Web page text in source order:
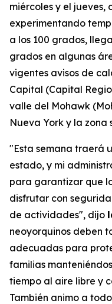
miércoles y el
experimentando
a los 100 grados,
grados en algunas
vigentes avisos de
Capital (Capital
valle del Mohawk
Nueva York y la zona
"Esta semana traerá
estado, y mi
para garantizar que
disfrutar con
de actividades", dijo
neoyorquinos deben
adecuadas para
familias
tiempo al aire libre y
También animo a